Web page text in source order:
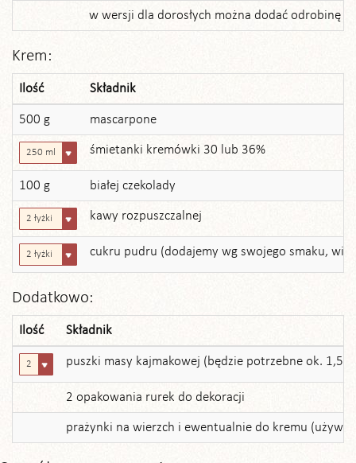
w wersji dla dorosłych można dodać odrobinę
Krem:
Ilość Składnik
500 g mascarpone
250 ml śmietanki kremówki 30 lub 36%
100 g białej czekolady
2 łyżki kawy rozpuszczalnej
2 łyżki cukru pudru (dodajemy wg swojego smaku,
Dodatkowo:
Ilość Składnik
2 puszki masy kajmakowej (będzie potrzebne ok. 1,5)
2 opakowania rurek do dekoracji
prażynki na wierzch i ewentualnie do kremu